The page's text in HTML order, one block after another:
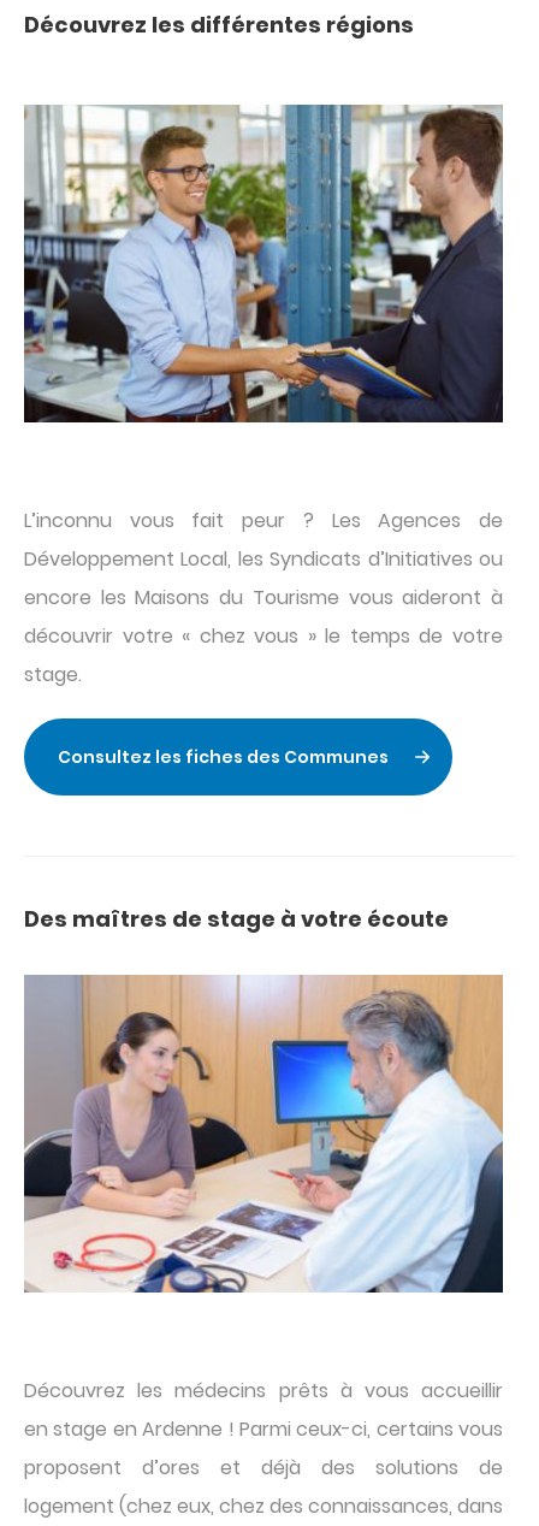
Titre
Découvrez les différentes régions
L’inconnu vous fait peur ? Les Agences de
Développement Local, les Syndicats d’Initiatives ou
encore les Maisons du Tourisme vous aideront à
découvrir votre « chez vous » le temps de votre
stage.
Consultez les fiches des Communes
Titre
Des maîtres de stage à votre écoute
image
Découvrez les médecins prêts à vous accueillir
en stage en Ardenne ! Parmi ceux-ci, certains vous
proposent d’ores et déjà des solutions de
logement (chez eux, chez des connaissances, dans